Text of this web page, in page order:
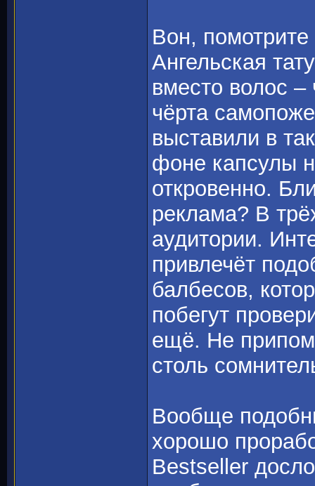
Вон,
Ангельская
вместо волос –
чёрта
выставили в
фоне капсулы
откровенно.
реклама? В
аудитории.
привлечёт
балбесов,
побегут
ещё. Не
столь
Вообще
хорошо
Bestseller